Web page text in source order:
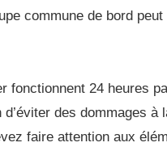
commune de bord
fonctionnent 24 heures
des dommages
faire attention aux